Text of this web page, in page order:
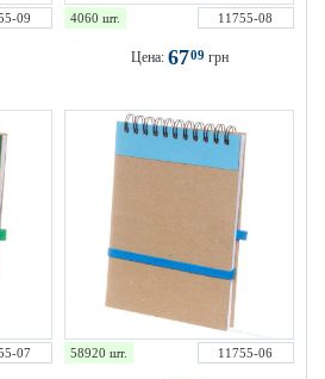
09 4060 шт. 11755-08
Цена: 6709 грн
07 58920 шт. 11755-06